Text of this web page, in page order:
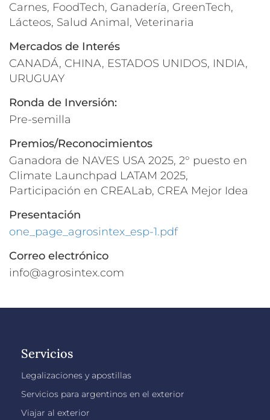
Carnes, FoodTech, Ganadería, GreenTech,
Lácteos, Salud Animal, Veterinaria
Mercados de Interés
CANADÁ, CHINA, ESTADOS UNIDOS, INDIA,
URUGUAY
Ronda de Inversión:
Pre-semilla
Premios/Reconocimientos
Ganadora de NAVES USA 2025, 2° puesto en
Climate Launchpad LATAM 2025,
Participación en CREALab, CREA Mejor Idea
Presentación
one_page_agrosintex_esp-1.pdf
Correo electrónico
info@agrosintex.com
Servicios
Legalizaciones y apostillas
Servicios para argentinos en el exterior
Viajar al exterior